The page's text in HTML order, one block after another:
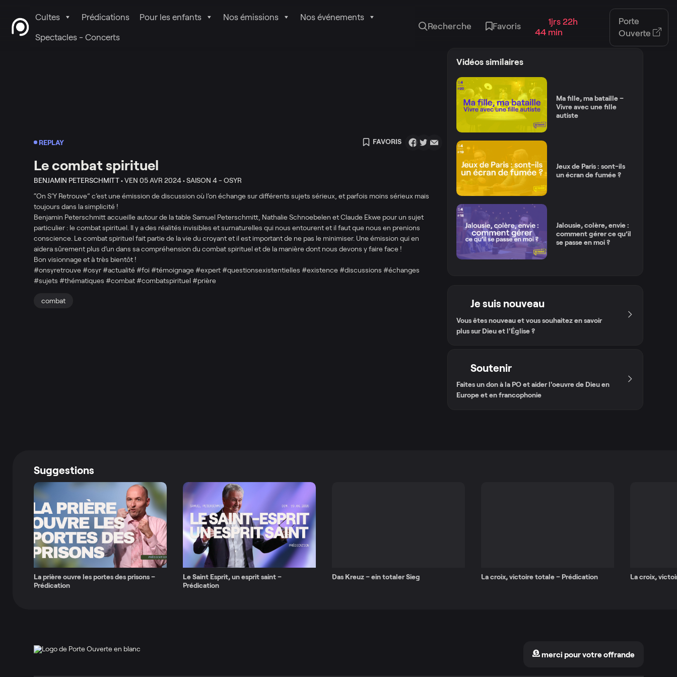
Cultes Prédications Pour les enfants Nos émissions Nos événements
Spectacles - Concerts
Recherche Favoris
1jrs 22h
44 min
Porte
Ouverte
REPLAY FAVORIS
Le combat spirituel
BENJAMIN PETERSCHMITT • VEN 05 AVR 2024 • SAISON 4 - OSYR
“On S’Y Retrouve” c’est une émission de discussion où l’on échange sur différents sujets sérieux, et parfois moins sérieux mais
toujours dans la simplicité !
Benjamin Peterschmitt accueille autour de la table Samuel Peterschmitt, Nathalie Schnoebelen et Claude Ekwe pour un sujet
particulier : le combat spirituel. Il y a des réalités invisibles et surnaturelles qui nous entourent et il faut que nous en prenions
conscience. Le combat spirituel fait partie de la vie du croyant et il est important de ne pas le minimiser. Une émission qui en
aidera sûrement plus d’un dans sa compréhension du combat spirituel et de la manière dont nous devons y faire face !
Bon visionnage et à très bientôt !
#onsyretrouve #osyr #actualité #foi #témoignage #expert #questionsexistentielles #existence #discussions #échanges
#sujets #thématiques #combat #combatspirituel #prière
combat
Vidéos similaires
Ma fille, ma bataille –
Vivre avec une fille
autiste
Jeux de Paris : sont-ils
un écran de fumée ?
Jalousie, colère, envie :
comment gérer ce qu’il
se passe en moi ?
Je suis nouveau
Vous êtes nouveau et vous souhaitez en savoir
plus sur Dieu et l'Église ?
Soutenir
Faites un don à la PO et aider l'oeuvre de Dieu en
Europe et en francophonie
Suggestions
La prière ouvre les portes des prisons –
Prédication
Le Saint Esprit, un esprit saint –
Prédication
Das Kreuz – ein totaler Sieg La croix, victoire totale – Prédication La croix,
merci pour votre offrande